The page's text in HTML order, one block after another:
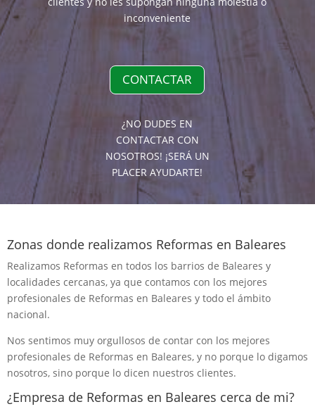
inconveniente
CONTACTAR
¿NO DUDES EN
CONTACTAR CON
NOSOTROS! ¡SERÁ UN
PLACER AYUDARTE!
Zonas donde realizamos Reformas en Baleares
Realizamos Reformas en todos los barrios de Baleares y
localidades cercanas, ya que contamos con los mejores
profesionales de Reformas en Baleares y todo el ámbito
nacional.
Nos sentimos muy orgullosos de contar con los mejores
profesionales de Reformas en Baleares, y no porque lo digamos
nosotros, sino porque lo dicen nuestros clientes.
¿Empresa de Reformas en Baleares cerca de mi?